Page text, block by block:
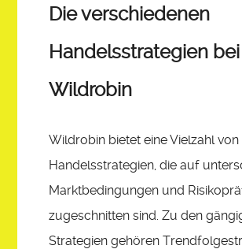
Die verschiedenen
Handelsstrategien bei
Wildrobin
Wildrobin bietet eine Vielzahl von
Handelsstrategien, die auf
Marktbedingungen und
zugeschnitten sind. Zu den
Strategien gehören